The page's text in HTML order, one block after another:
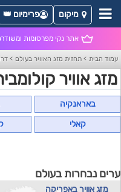
אתר נקי מפרסומות
מיקום פרימיום 👑
עמוד הבית > תחזית מזג האוויר בעולם >
מזג אוויר
באראנקיה
קאלי
ערים נבחרות בעולם
מזג אוויר באפריקה